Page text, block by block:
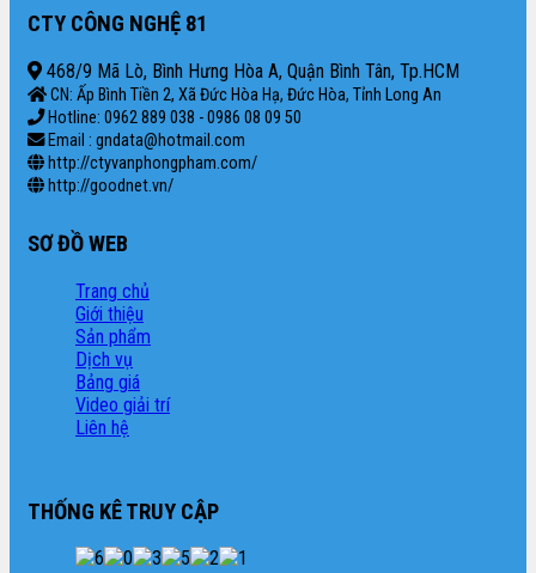
CTY CÔNG NGHỆ 81
468/9 Mã Lò, Bình Hưng Hòa A, Quận Bình Tân, Tp.HCM
CN: Ấp Bình Tiền 2, Xã Đức Hòa Hạ, Đức Hòa, Tỉnh Long An
Hotline: 0962 889 038 - 0986 08 09 50
Email : gndata@hotmail.com
http://ctyvanphongpham.com/
http://goodnet.vn/
SƠ ĐỒ WEB
Trang chủ
Giới thiệu
Sản phẩm
Dịch vụ
Bảng giá
Video giải trí
Liên hệ
THỐNG KÊ TRUY CẬP